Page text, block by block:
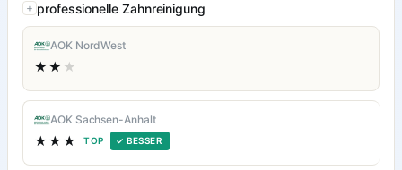
professionelle Zahnreinigung
AOK NordWest
★★ ★
AOK Sachsen-Anhalt
★★★ TOP ✓ BESSER